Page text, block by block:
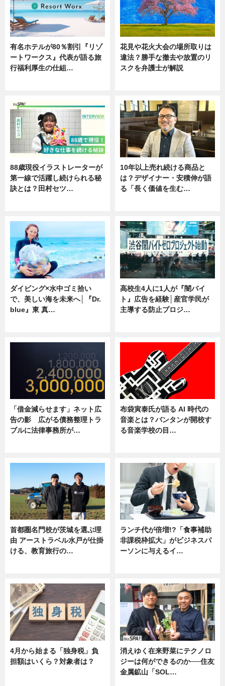
有名ホテルが80％割引『リゾ
ートワークス』代表が語る旅
行福利厚生の仕組…
花見や花火大会の場所取りは
違法？勝手な撤去や放置のリ
スクを弁護士が解説
88歳現役イラストレーターが
第一線で活躍し続けられる秘
訣とは？田村セツ…
10年以上売れ続ける商品と
は？デザイナー・安積伸が語
る「長く価値を生む…
ダイビング×水中ゴミ拾い
で、美しい海を未来へ│『Dr.
blue』東 真…
高校生4人に1人が『闇バイ
ト』広告を経験│産官学民が
主導する防止プロジ…
「借金減らせます」ネット広
告の影 広がる債務整理トラ
ブルに法律事務所が…
布袋寅泰氏が語る AI 時代の
音楽とは？バンタンが開校す
る音楽学校の目…
首都圏名門校が茨城を選ぶ理
由 アーストラベル水戸が仕掛
ける、教育旅行の…
ランチ代が倍増!?「食事補助
非課税枠拡大」がビジネスパ
ーソンに与えるイ…
4月から始まる「独身税」負
担額はいくら？対象者は？
消えゆく在来野菜にテクノロ
ジーは何ができるのか──住友
金属鉱山「SOL…